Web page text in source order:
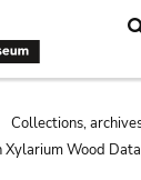
Collections,
Xylarium Wood